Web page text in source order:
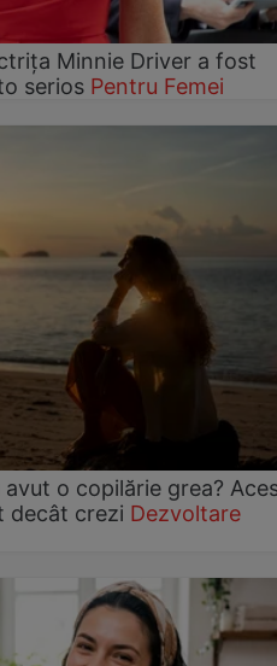
Minnie Driver a fost
serios Pentru Femei
o copilărie grea?
decât crezi Dezvoltare